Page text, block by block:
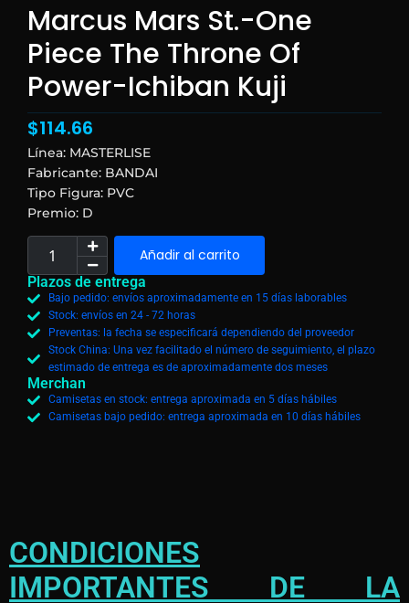
Marcus Mars St.-One
Piece The Throne Of
Power-Ichiban Kuji
$114.66
Línea: MASTERLISE
Fabricante: BANDAI
Tipo Figura: PVC
Premio: D
Añadir al carrito
Plazos de entrega
Bajo pedido: envíos aproximadamente en 15 días laborables
Stock: envíos en 24 - 72 horas
Preventas: la fecha se especificará dependiendo del proveedor
Stock China: Una vez facilitado el número de seguimiento, el plazo
estimado de entrega es de aproximadamente dos meses
Merchan
Camisetas en stock: entrega aproximada en 5 días hábiles
Camisetas bajo pedido: entrega aproximada en 10 días hábiles
CONDICIONES
IMPORTANTES DE LA